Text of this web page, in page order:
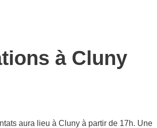
à Cluny
aura lieu à Cluny à partir de 17h. Une